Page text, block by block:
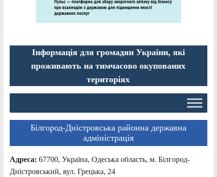
Інформація для громадян України, які
проживають на тимчасово окупованих
територіях
Білгород-Дністровська районна державна
адміністрація
Адреса: 67700, Україна, Одеська область, м. Білгород-
Дністровський, вул. Грецька, 24